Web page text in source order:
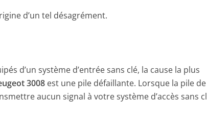
d’un tel désagrément.
d’un système d’entrée sans clé, la cause la plus
3008 est une pile défaillante. Lorsque la pile
aucun signal à votre système d’accès sans